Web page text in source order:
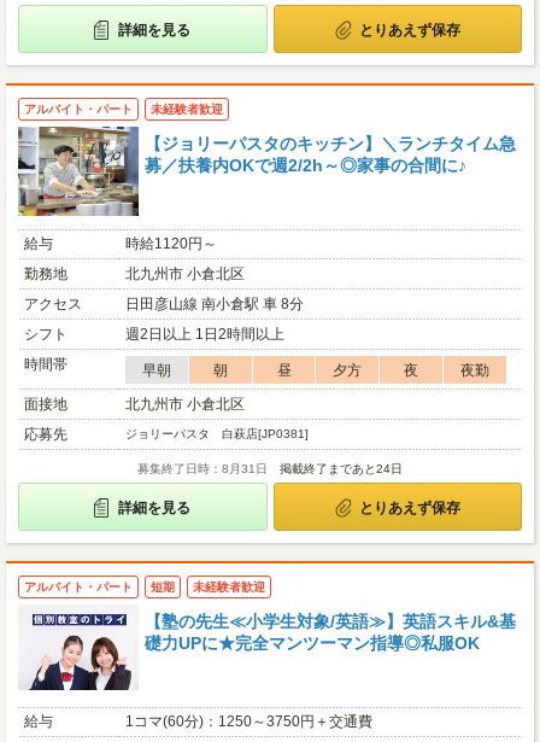
詳細を見る とりあえず保存
アルバイト・パート 未経験者歓迎
【ジョリーパスタのキッチン】＼ランチタイム急
募／扶養内OKで週2/2h～◎家事の合間に♪
給与
時給1120円～
勤務地
北九州市 小倉北区
アクセス
日田彦山線 南小倉駅 車 8分
シフト
週2日以上 1日2時間以上
時間帯
早朝 朝 昼 夕方 夜
夜勤
面接地
北九州市 小倉北区
応募先
ジョリーパスタ 白萩店[JP0381]
募集終了日時：8月31日 掲載終了まであと24日
詳細を見る とりあえず保存
アルバイト・パート 短期 未経験者歓迎
【塾の先生≪小学生対象/英語≫】英語スキル&基
礎力UPに★完全マンツーマン指導◎私服OK
給与
1コマ(60分)：1250～3750円＋交通費